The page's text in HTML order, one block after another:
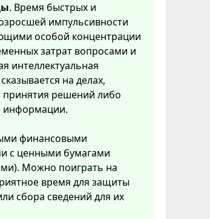
. Время быстрых и
импульсивности
особой концентрации
затрат вопросами и
интеллектуальная
на делах,
решений либо
информации.
финансовыми
с ценными бумагами
Можно поиграть на
время для защиты
сбора сведений для их